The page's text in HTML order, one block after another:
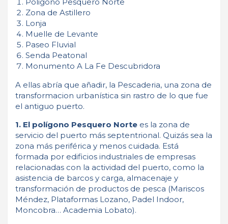
Poligono Pesquero Norte
Zona de Astillero
Lonja
Muelle de Levante
Paseo Fluvial
Senda Peatonal
Monumento A La Fe Descubridora
A ellas abría que añadir, la Pescaderia, una zona de
transformacion urbanística sin rastro de lo que fue
el antiguo puerto.
1. El polígono Pesquero Norte es la zona de
servicio del puerto más septentrional. Quizás sea la
zona más periférica y menos cuidada. Está
formada por edificios industriales de empresas
relacionadas con la actividad del puerto, como la
asistencia de barcos y carga, almacenaje y
transformación de productos de pesca (Mariscos
Méndez, Plataformas Lozano, Padel Indoor,
Moncobra… Academia Lobato).